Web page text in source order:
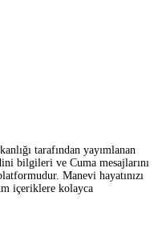
tarafından yayımlanan
bilgileri ve Cuma mesajlarını
Manevi hayatınızı
içeriklere kolayca